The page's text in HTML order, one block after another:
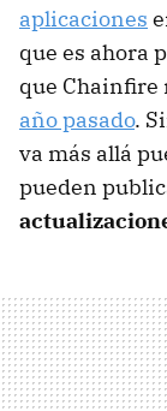
aplicaciones
que es ahora
que Chainfire
año pasado.
va más allá
pueden